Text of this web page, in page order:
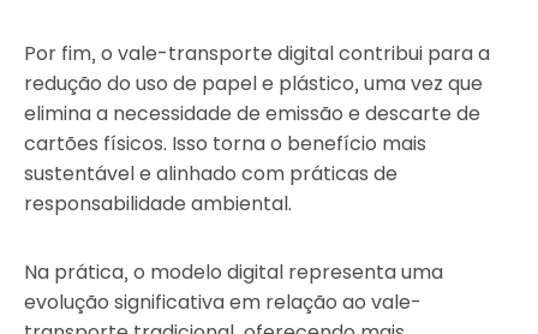
Por fim, o vale-transporte digital contribui para a
redução do uso de papel e plástico, uma vez que
elimina a necessidade de emissão e descarte de
cartões físicos. Isso torna o benefício mais
sustentável e alinhado com práticas de
responsabilidade ambiental.
Na prática, o modelo digital representa uma
evolução significativa em relação ao vale-